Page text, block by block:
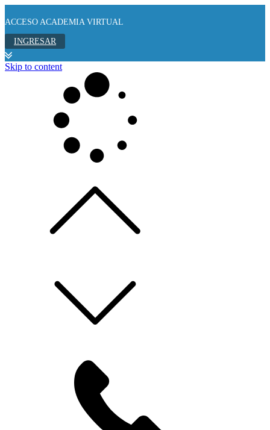
ACCESO ACADEMIA VIRTUAL
INGRESAR
Skip to content